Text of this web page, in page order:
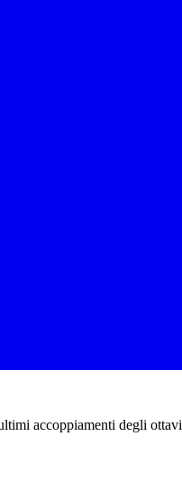
accoppiamenti degli ottavi